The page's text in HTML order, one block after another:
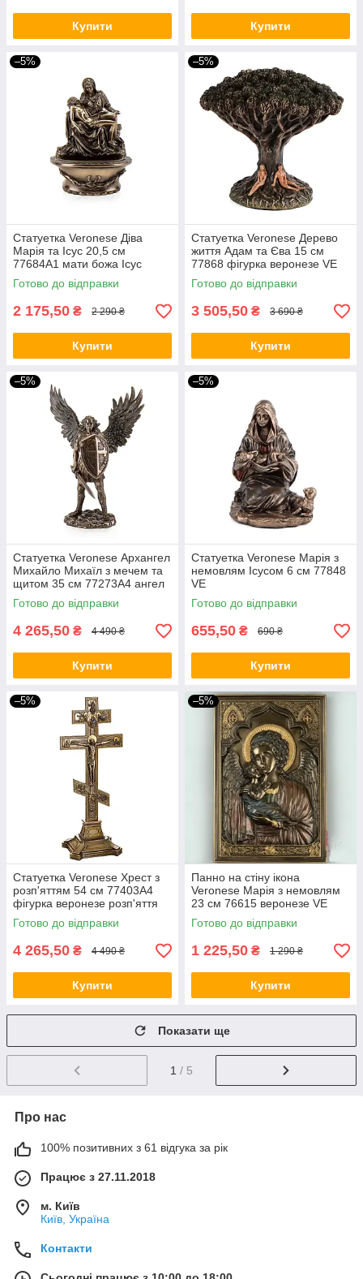
Купити Купити
–5%
Статуетка Veronese Діва
Марія та Ісус 20,5 см
77684A1 мати божа Ісус
Христос фігурка веронезе VE
Готово до відправки
2 175,50 ₴ 2 290 ₴
Купити
–5%
Статуетка Veronese Дерево
життя Адам та Єва 15 см
77868 фігурка веронезе VE
Готово до відправки
3 505,50 ₴ 3 690 ₴
Купити
–5%
Статуетка Veronese Архангел
Михайло Михаїл з мечем та
щитом 35 см 77273A4 ангел
фігурка веронезе релігія
архістратиг VE
Готово до відправки
4 265,50 ₴ 4 490 ₴
Купити
–5%
Статуетка Veronese Марія з
немовлям Ісусом 6 см 77848
VE
Готово до відправки
655,50 ₴ 690 ₴
Купити
–5%
Статуетка Veronese Хрест з
розп'яттям 54 см 77403A4
фігурка веронезе розп'яття
VE
Готово до відправки
4 265,50 ₴ 4 490 ₴
Купити
–5%
Панно на стіну ікона
Veronese Марія з немовлям
23 см 76615 веронезе VE
Готово до відправки
1 225,50 ₴ 1 290 ₴
Купити
Показати ще
1 / 5
Про нас
100% позитивних з 61 відгука за рік
Працює з 27.11.2018
м. Київ
Київ, Україна
Контакти